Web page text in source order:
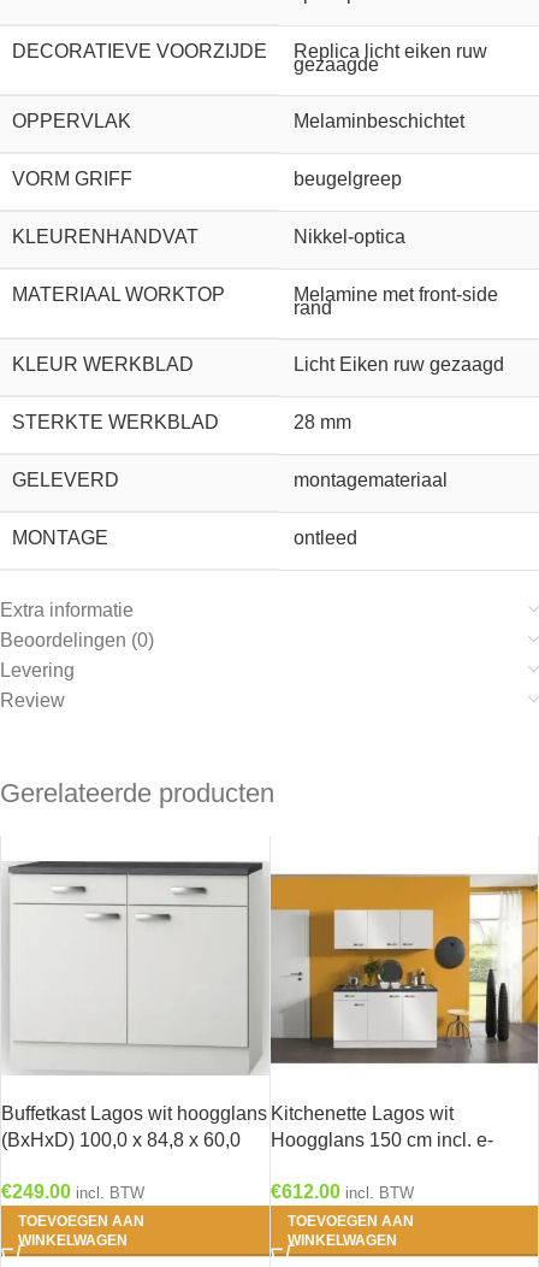
DECORATIEVE VOORZIJDE Replica licht eiken ruw
gezaagde
OPPERVLAK Melaminbeschichtet
VORM GRIFF beugelgreep
KLEURENHANDVAT Nikkel-optica
MATERIAAL WORKTOP Melamine met front-side
rand
KLEUR WERKBLAD Licht Eiken ruw gezaagd
STERKTE WERKBLAD 28 mm
GELEVERD montagemateriaal
MONTAGE ontleed
Extra informatie
Beoordelingen (0)
Levering
Review
Gerelateerde producten
Buffetkast Lagos wit hoogglans
(BxHxD) 100,0 x 84,8 x 60,0
€249.00 incl. BTW
TOEVOEGEN AAN
WINKELWAGEN
Kitchenette Lagos wit
Hoogglans 150 cm incl. e-
€612.00 incl. BTW
TOEVOEGEN AAN
WINKELWAGEN